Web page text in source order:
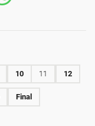
10 11 12
Final